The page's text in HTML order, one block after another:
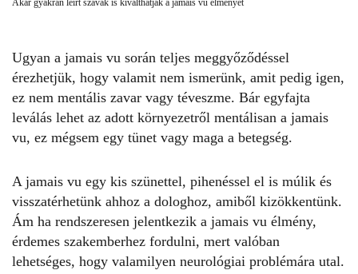
Ugyan a jamais vu során teljes meggyőződéssel
érezhetjük, hogy valamit nem ismerünk, amit pedig igen,
ez nem mentális zavar vagy téveszme. Bár egyfajta
leválás lehet az adott környezetről mentálisan a jamais
vu, ez mégsem egy tünet vagy maga a betegség.
A jamais vu egy kis szünettel, pihenéssel el is múlik és
visszatérhetünk ahhoz a dologhoz, amiből kizökkentünk.
Ám ha rendszeresen jelentkezik a jamais vu élmény,
érdemes szakemberhez fordulni, mert valóban
lehetséges, hogy valamilyen neurológiai problémára utal.